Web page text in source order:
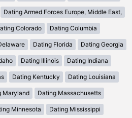
Dating Armed Forces Europe, Middle East,
Colorado Dating Columbia
Dating Florida Dating Georgia
Dating Illinois Dating Indiana
Dating Kentucky Dating Louisiana
Maryland Dating Massachusetts
Minnesota Dating Mississippi